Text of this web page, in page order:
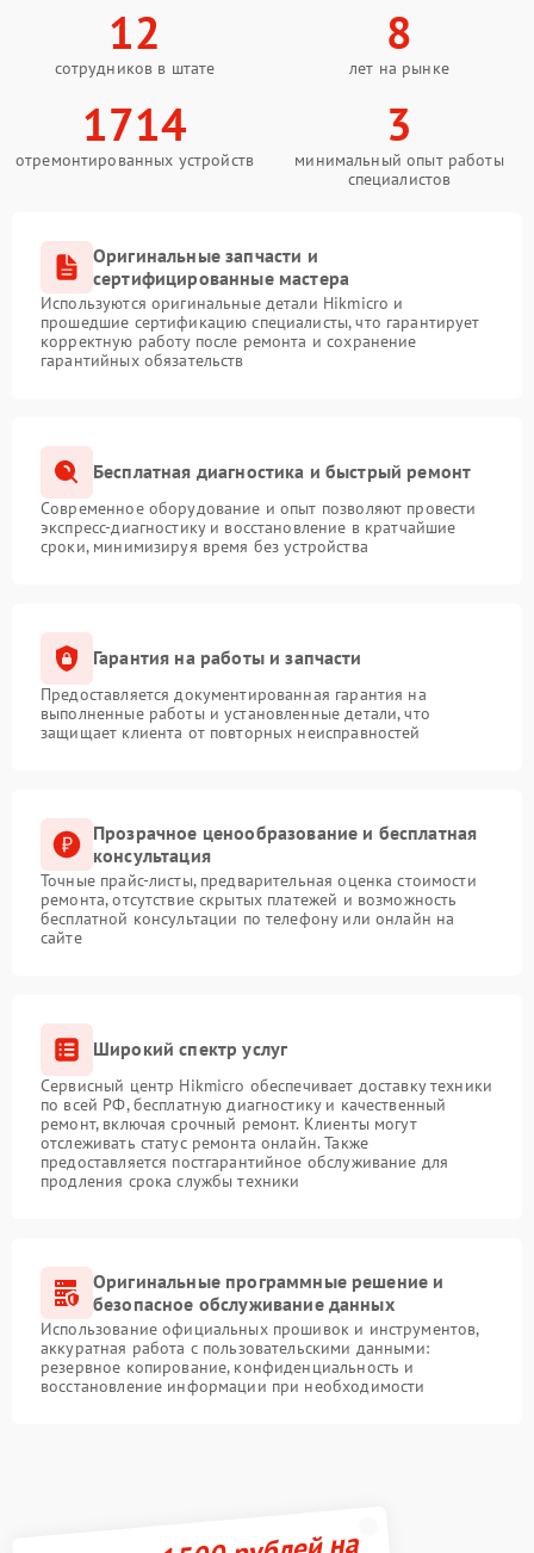
12
сотрудников в штате
8
лет на рынке
1714
отремонтированных устройств
3
минимальный опыт работы
специалистов
Оригинальные запчасти и
сертифицированные мастера
Используются оригинальные детали Hikmicro и
прошедшие сертификацию специалисты, что гарантирует
корректную работу после ремонта и сохранение
гарантийных обязательств
Бесплатная диагностика и быстрый ремонт
Современное оборудование и опыт позволяют провести
экспресс-диагностику и восстановление в кратчайшие
сроки, минимизируя время без устройства
Гарантия на работы и запчасти
Предоставляется документированная гарантия на
выполненные работы и установленные детали, что
защищает клиента от повторных неисправностей
Прозрачное ценообразование и бесплатная
консультация
Точные прайс-листы, предварительная оценка стоимости
ремонта, отсутствие скрытых платежей и возможность
бесплатной консультации по телефону или онлайн на
сайте
Широкий спектр услуг
Сервисный центр Hikmicro обеспечивает доставку техники
по всей РФ, бесплатную диагностику и качественный
ремонт, включая срочный ремонт. Клиенты могут
отслеживать статус ремонта онлайн. Также
предоставляется постгарантийное обслуживание для
продления срока службы техники
Оригинальные программные решение и
безопасное обслуживание данных
Использование официальных прошивок и инструментов,
аккуратная работа с пользовательскими данными:
резервное копирование, конфиденциальность и
восстановление информации при необходимости